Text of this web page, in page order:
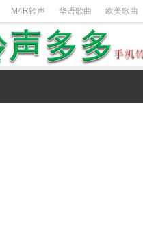
M4R铃声 华语歌曲 欧美歌曲
动漫铃声 DJ铃声 短信铃声
设置方法